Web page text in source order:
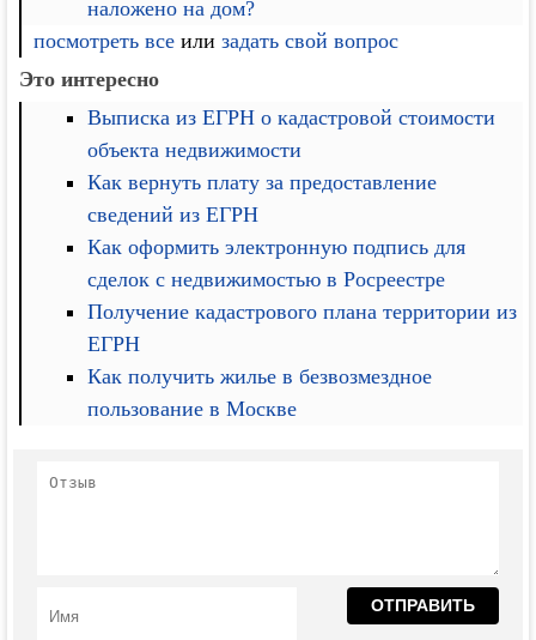
наложено на дом?
посмотреть все илизадать свой вопрос
Это интересно
Выписка из ЕГРН о кадастровой стоимости
объекта недвижимости
Как вернуть плату за предоставление
сведений из ЕГРН
Как оформить электронную подпись для
сделок с недвижимостью в Росреестре
Получение кадастрового плана территории из
ЕГРН
Как получить жилье в безвозмездное
пользование в Москве